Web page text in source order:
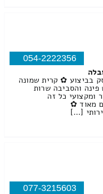
054-2222356
בביצוע ✿ קרית שמונה
והסביבה שרות
ומקצועי כל זה
מאוד ✿
[…]
077-3215603